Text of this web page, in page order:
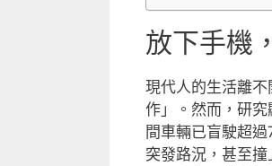
放下手機
現代人的生活離
作」。然而，研
間車輛已盲駛超
突發路況，甚至